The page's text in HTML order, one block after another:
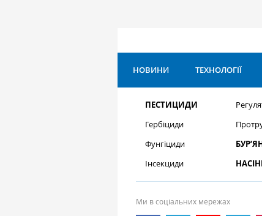
НОВИНИ ТЕХНОЛОГІЇ
ПЕСТИЦИДИ
Гербіциди
Фунгіциди
Інсекциди
Ми в соціальних мережах